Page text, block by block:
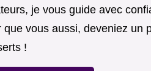
je vous guide avec
que vous aussi, deveniez un
!